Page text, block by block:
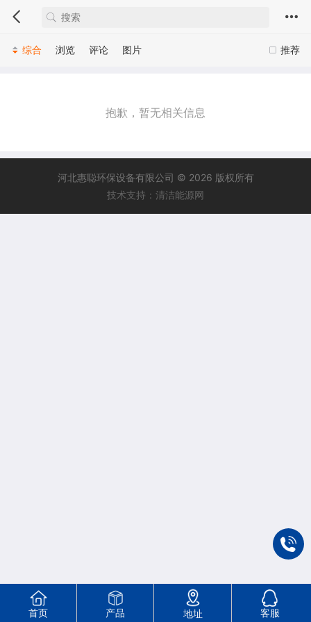
推荐
综合 浏览 评论 图片
抱歉，暂无相关信息
河北惠聪环保设备有限公司 © 2026 版权所有
技术支持：清洁能源网
首页 产品 地址 客服